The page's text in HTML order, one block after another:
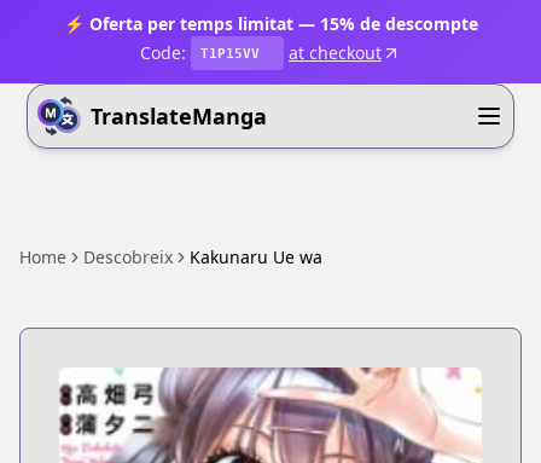
⚡ Oferta per temps limitat — 15% de descompte
Code:
T1P15VV at checkout
TranslateManga
Home Descobreix Kakunaru Ue wa